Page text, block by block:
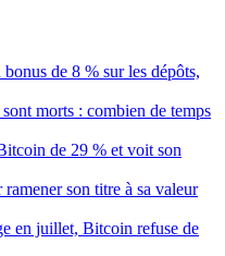
de 8 % sur les dépôts,
morts : combien de temps
de 29 % et voit son
son titre à sa valeur
en juillet, Bitcoin refuse de